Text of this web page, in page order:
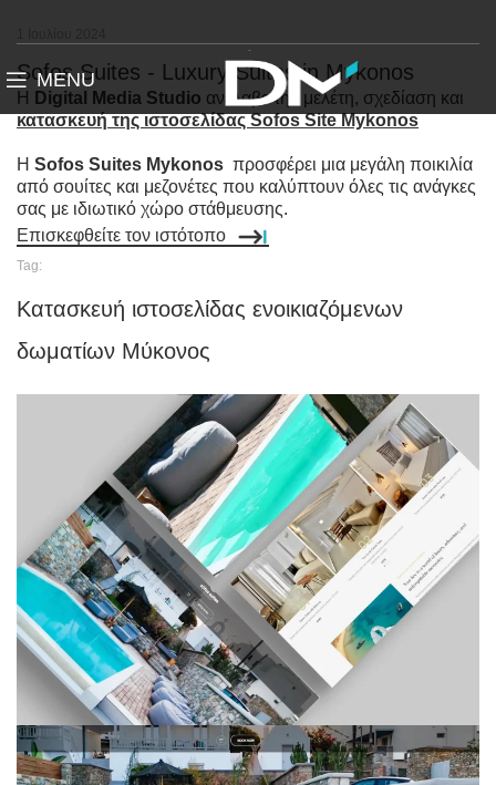
MENU
Sofos Suites - Luxury Suites in Mykonos
Η Digital Media Studio ανέλαβε την μελέτη, σχεδίαση και
κατασκευή της ιστοσελίδας Sofos Site Mykonos
Η Sofos Suites Mykonos προσφέρει μια μεγάλη ποικιλία
από σουίτες και μεζονέτες που καλύπτουν όλες τις ανάγκες
σας με ιδιωτικό χώρο στάθμευσης.
Επισκεφθείτε τον ιστότοπο
Tag:
Κατασκευή ιστοσελίδας ενοικιαζόμενων
δωματίων Μύκονος